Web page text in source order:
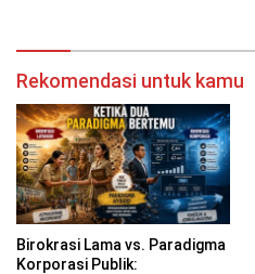
Rekomendasi untuk kamu
Birokrasi Lama vs. Paradigma
Korporasi Publik: